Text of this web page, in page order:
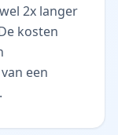
2x langer
kosten
een